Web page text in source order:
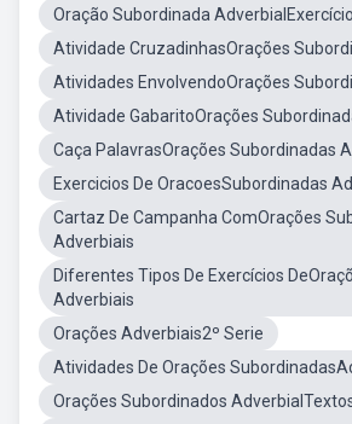
Oração Subordinada
Atividade CruzadinhasOrações
Atividades EnvolvendoOrações
Atividade GabaritoOrações
Caça PalavrasOrações Subordinadas
Exercicios De OracoesSubordinadas
Cartaz De Campanha ComOrações
Adverbiais
Diferentes Tipos De Exercícios
Adverbiais
Orações Adverbiais2º Serie
Atividades De Orações
Orações Subordinados